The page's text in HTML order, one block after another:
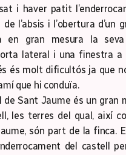
i haver patit
l’absis i l’obertura d’un
en gran mesura la
lateral i una finestra a
és molt dificultós ja que
que hi conduïa.
de Sant Jaume és un gran
les terres del qual, així
són part de la finca.
del castell